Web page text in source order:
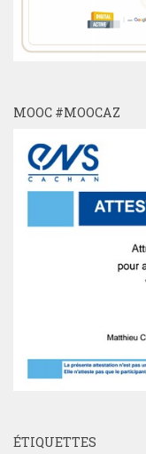
MOOC #MOOCAZ
ÉTIQUETTES